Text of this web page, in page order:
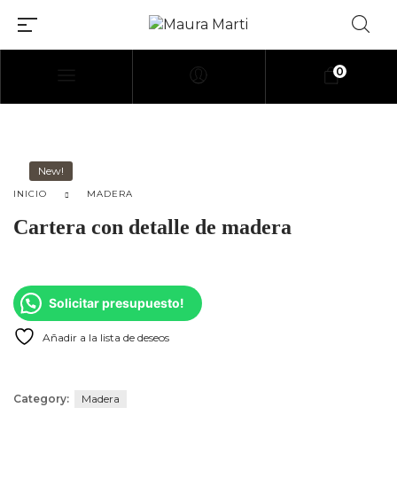
0
New!
INICIO MADERA
Cartera con detalle de madera
Añadir a la lista de deseos
Category: Madera
Solicitar presupuesto!